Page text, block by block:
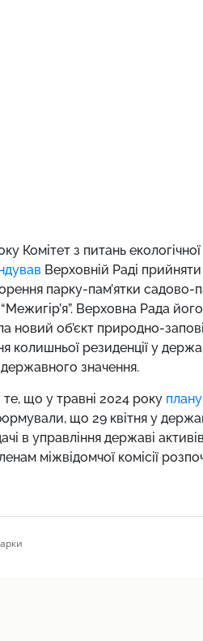
Комітет з питань екологічної
Верховній Раді
парку-пам’ятки садово-
Верховна Рада
новий об’єкт природно-
колишньої резиденції у
значення.
що у травні 2024 року
що 29 квітня у
в управління державі
міжвідомчої комісії